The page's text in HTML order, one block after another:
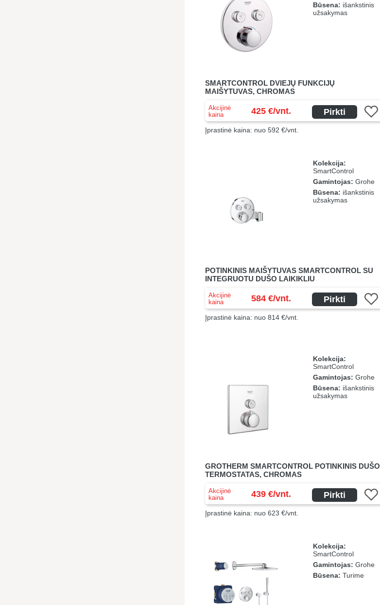
Būsena: išankstinis
užsakymas
SMARTCONTROL DVIEJŲ FUNKCIJŲ
MAIŠYTUVAS, CHROMAS
Akcijinė
kaina
425 €/vnt. Pirkti
Įprastinė kaina: nuo 592 €/vnt.
Kolekcija:
SmartControl
Gamintojas: Grohe
Būsena: išankstinis
užsakymas
POTINKINIS MAIŠYTUVAS SMARTCONTROL SU
INTEGRUOTU DUŠO LAIKIKLIU
Akcijinė
kaina
584 €/vnt. Pirkti
Įprastinė kaina: nuo 814 €/vnt.
Kolekcija:
SmartControl
Gamintojas: Grohe
Būsena: išankstinis
užsakymas
GROTHERM SMARTCONTROL POTINKINIS DUŠO
TERMOSTATAS, CHROMAS
Akcijinė
kaina
439 €/vnt. Pirkti
Įprastinė kaina: nuo 623 €/vnt.
Kolekcija:
SmartControl
Gamintojas: Grohe
Būsena: Turime